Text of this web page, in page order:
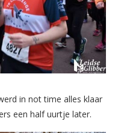
in not time alles klaar
een half uurtje later.